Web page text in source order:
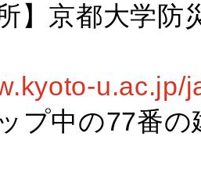
】京都大学
u.ac.jp/
プ中の77番